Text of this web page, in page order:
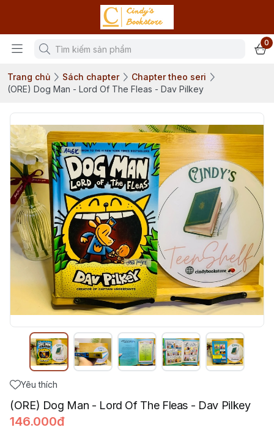
0
Trang chủ Sách chapter
Chapter theo seri
(ORE) Dog Man - Lord Of The Fleas - Dav Pilkey
Yêu thích
(ORE) Dog Man - Lord Of The Fleas - Dav Pilkey
146.000đ